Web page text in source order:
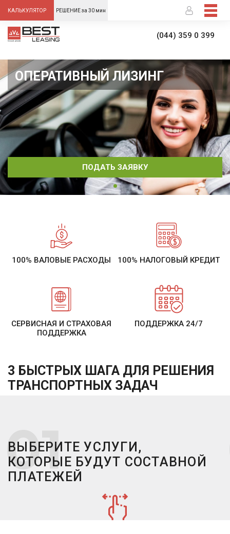
КАЛЬКУЛЯТОР РЕШЕНИЕ за 30 мин
(044) 359 0 399
ОПЕРАТИВНЫЙ ЛИЗИНГ
ПОДАТЬ ЗАЯВКУ
100% ВАЛОВЫЕ РАСХОДЫ 100% НАЛОГОВЫЙ КРЕДИТ
СЕРВИСНАЯ И СТРАХОВАЯ
ПОДДЕРЖКА
ПОДДЕРЖКА 24/7
3 БЫСТРЫХ ШАГА ДЛЯ РЕШЕНИЯ
ТРАНСПОРТНЫХ ЗАДАЧ
ВЫБЕРИТЕ УСЛУГИ,
КОТОРЫЕ БУДУТ СОСТАВНОЙ
ПЛАТЕЖЕЙ